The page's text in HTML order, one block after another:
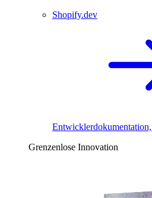
Shopify.dev
Grenzenlose Innovation